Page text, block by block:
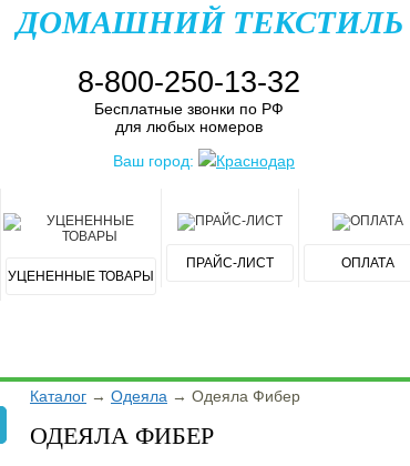
ДОМАШНИЙ ТЕКСТИЛЬ
8-800-250-13-32
Бесплатные звонки по РФ
для любых номеров
Ваш город:
Краснодар
УЦЕНЕННЫЕ ТОВАРЫ
ПРАЙС-ЛИСТ ОПЛАТА
Каталог → Одеяла → Одеяла Фибер
ОДЕЯЛА ФИБЕР